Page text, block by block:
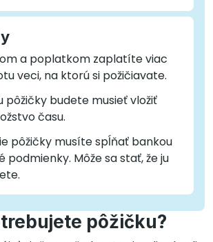
a poplatkom zaplatíte viac
veci, na ktorú si požičiavate.
pôžičky budete musieť vložiť
času.
pôžičky musíte spĺňať bankou
podmienky. Môže sa stať, že ju
pôžičku?